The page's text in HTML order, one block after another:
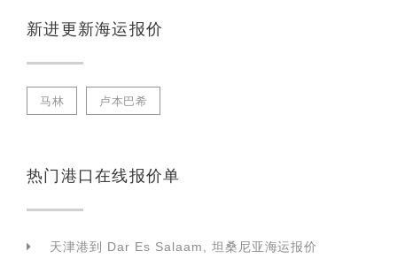
新进更新海运报价
马林 卢本巴希
热门港口在线报价单
天津港到 Dar Es Salaam, 坦桑尼亚海运报价